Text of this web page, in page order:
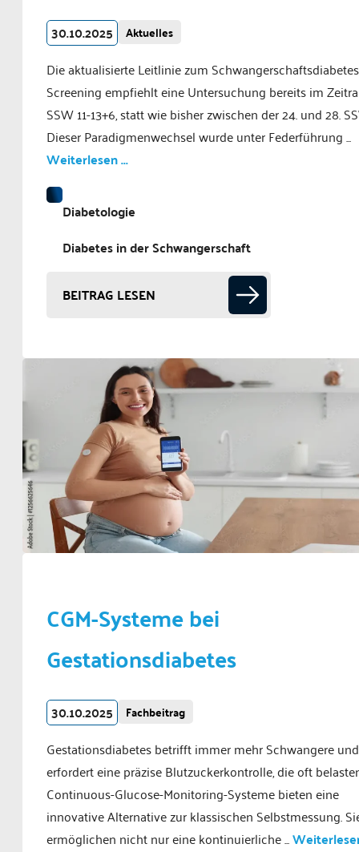
30.10.2025 Aktuelles
Die aktualisierte Leitlinie zum Schwangerschaftsdiabetes
Screening empfiehlt eine Untersuchung bereits im
SSW 11-13+6, statt wie bisher zwischen der 24. und 28.
Dieser Paradigmenwechsel wurde unter Federführung ...
Weiterlesen ...
Diabetologie
Diabetes in der Schwangerschaft
BEITRAG LESEN
CGM-Systeme bei
Gestationsdiabetes
30.10.2025 Fachbeitrag
Gestationsdiabetes betrifft immer mehr Schwangere und
erfordert eine präzise Blutzuckerkontrolle, die oft
Continuous-Glucose-Monitoring-Systeme bieten eine
innovative Alternative zur klassischen Selbstmessung.
ermöglichen nicht nur eine kontinuierliche ...